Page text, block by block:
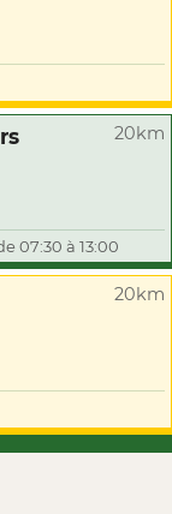
20km
07:30 à 13:00
20km